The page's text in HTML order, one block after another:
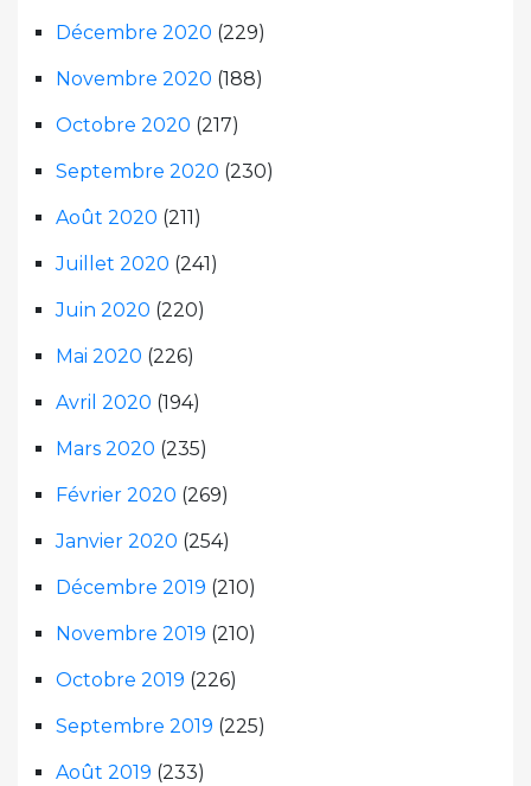
Décembre 2020 (229)
Novembre 2020 (188)
Octobre 2020 (217)
Septembre 2020 (230)
Août 2020 (211)
Juillet 2020 (241)
Juin 2020 (220)
Mai 2020 (226)
Avril 2020 (194)
Mars 2020 (235)
Février 2020 (269)
Janvier 2020 (254)
Décembre 2019 (210)
Novembre 2019 (210)
Octobre 2019 (226)
Septembre 2019 (225)
Août 2019 (233)